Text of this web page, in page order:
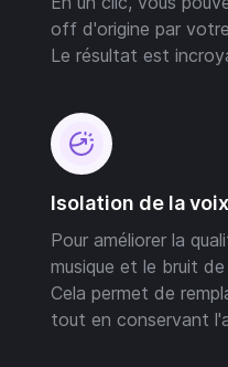
off d'origine par
Le résultat est
Isolation de la voix
Pour améliorer la
musique et le bruit
Cela permet de
tout en conservant